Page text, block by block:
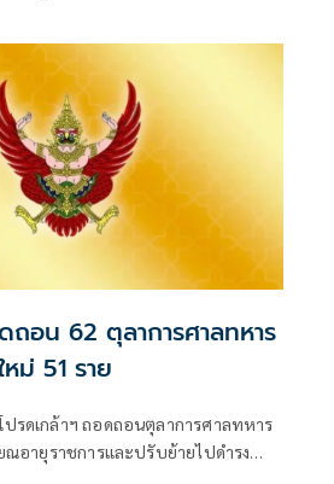
ถอน 62 ตุลาการศาลทหาร
ม่ 51 ราย
ปรดเกล้าฯ ถอดถอนตุลาการศาลทหาร
ณอายุราชการและปรับย้ายไปดำรง